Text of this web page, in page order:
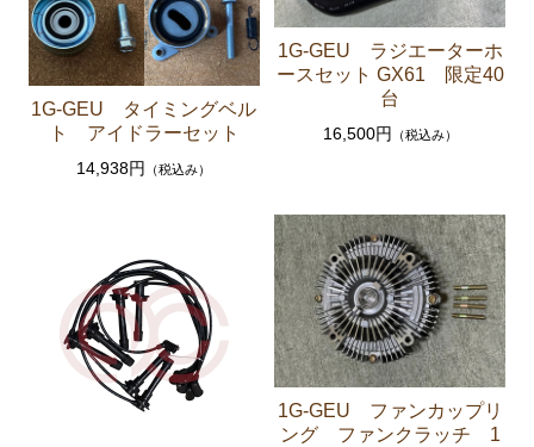
冷却パーツ（ポンプ サーモスタット ファン ファ
ンカップリング ホース類 など）
ブレーキパーツ（マスターシリンダー リペアキッ
ト ホース など）
クラッチパーツ（マスターシリンダー クラッチレリ
ステアリングパーツ（各種リペアキット ラックブー
ツ ラックエンド タイロッドエンド など）
足回りパーツ（アッパーマウント ベアリング ボー
ルジョイント ブッシュ類 など）
燃料パーツ（ポンプ フィルター ダンパー センダ
ーゲージなど）
駆動パーツ（センターサポートベアリング ドライブ
1G-GEU タイミングベル
ト アイドラーセット
14,938円 （税込み）
1G-GEU ラジエーターホ
ースセット GX61 限定40
台
16,500円 （税込み）
1G-GEU ファンカップリ
ング ファンクラッチ 1